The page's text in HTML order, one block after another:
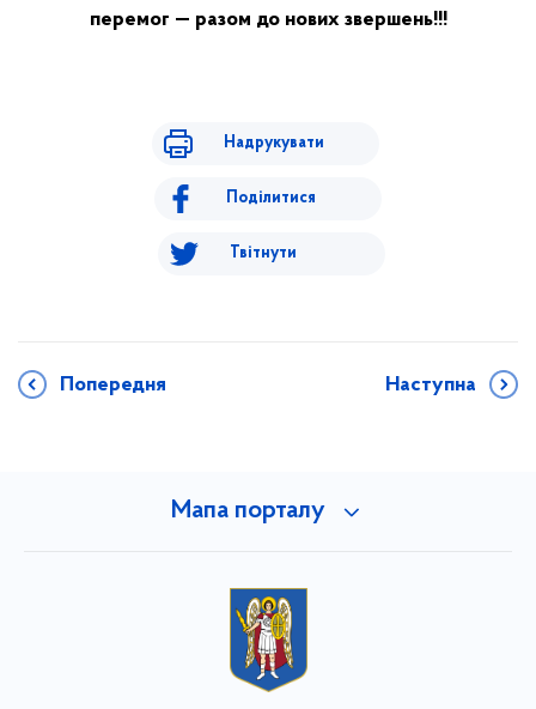
перемог — разом до нових звершень!!!
Надрукувати
Поділитися
Твітнути
Попередня Наступна
Мапа порталу